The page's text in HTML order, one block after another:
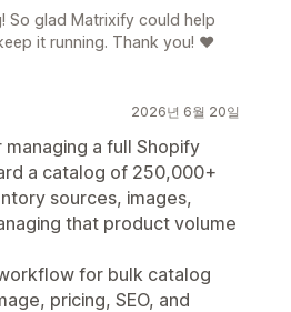
So glad Matrixify could help
it running. Thank you! ❤️
2026년 6월 20일
a full Shopify
a catalog of 250,000+
sources, images,
that product volume
for bulk catalog
pricing, SEO, and